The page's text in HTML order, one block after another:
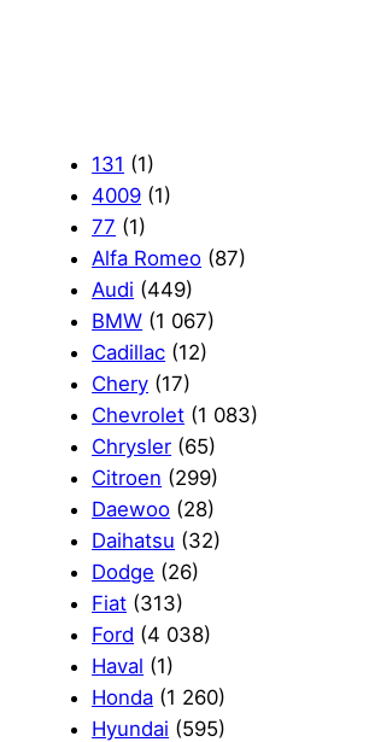
131 (1)
4009 (1)
77 (1)
Alfa Romeo (87)
Audi (449)
BMW (1 067)
Cadillac (12)
Chery (17)
Chevrolet (1 083)
Chrysler (65)
Citroen (299)
Daewoo (28)
Daihatsu (32)
Dodge (26)
Fiat (313)
Ford (4 038)
Haval (1)
Honda (1 260)
Hyundai (595)